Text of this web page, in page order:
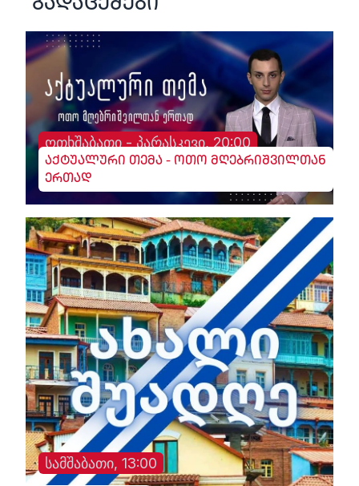
გადაცემები
ოთხშაბათი - პარასკევი, 20:00
აქტუალური თემა - ოთო მღებრიშვილთან
ერთად
სამშაბათი, 13:00